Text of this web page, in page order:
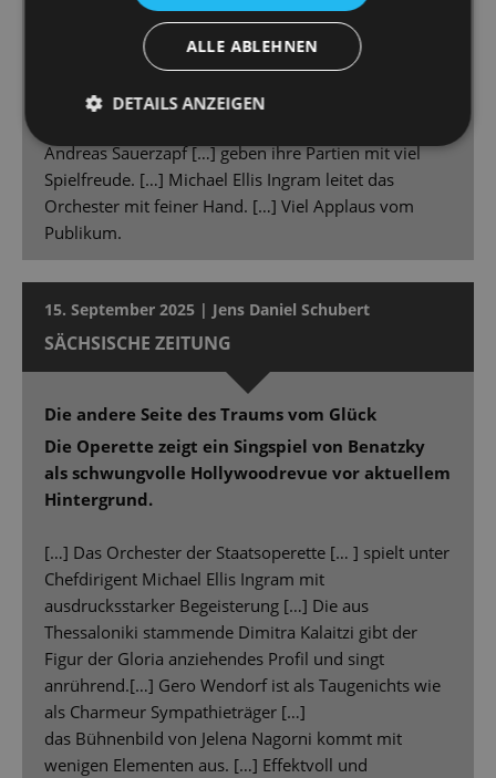
Kalaitzi gibt der Rolle in Präsenz, Spiel und Stimme
ein durch und durch eigenes und überzeugendes
Gepräge. Kalaitzi ist in Ausstrahlung und Können
etwas Besonderes im Ensemble der Staatsoperette.
Andreas Sauerzapf […] geben ihre Partien mit viel
Spielfreude. […] Michael Ellis Ingram leitet das
Orchester mit feiner Hand. […] Viel Applaus vom
Publikum.
15. September 2025 | Jens Daniel Schubert
SÄCHSISCHE ZEITUNG
Die andere Seite des Traums vom Glück
Die Operette zeigt ein Singspiel von Benatzky
als schwungvolle Hollywoodrevue vor aktuellem
Hintergrund.
[…] Das Orchester der Staatsoperette [… ] spielt unter
Chefdirigent Michael Ellis Ingram mit
ausdrucksstarker Begeisterung […] Die aus
Thessaloniki stammende Dimitra Kalaitzi gibt der
Figur der Gloria anziehendes Profil und singt
anrührend.[…] Gero Wendorf ist als Taugenichts wie
als Charmeur Sympathieträger […]
das Bühnenbild von Jelena Nagorni kommt mit
wenigen Elementen aus. […] Effektvoll und
ALLE ABLEHNEN
DETAILS ANZEIGEN